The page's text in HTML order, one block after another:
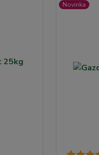
Novinka